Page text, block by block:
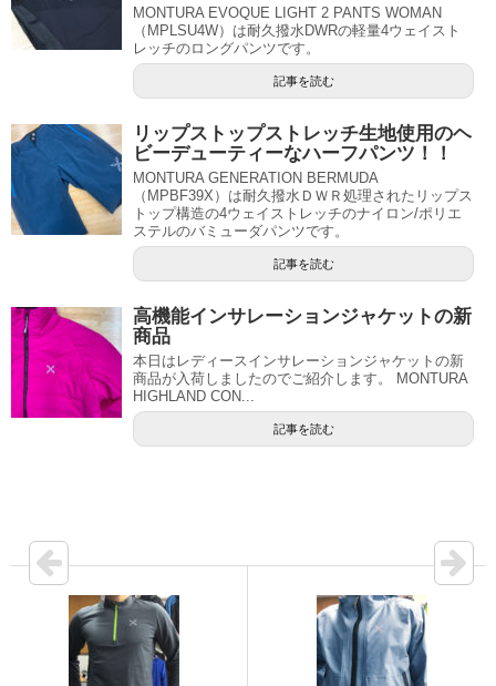
MONTURA EVOQUE LIGHT 2 PANTS WOMAN
（MPLSU4W）は耐久撥水DWRの軽量4ウェイスト
レッチのロングパンツです。
記事を読む
リップストップストレッチ生地使用のヘ
ビーデューティーなハーフパンツ！！
MONTURA GENERATION BERMUDA
（MPBF39X）は耐久撥水ＤＷＲ処理されたリップス
トップ構造の4ウェイストレッチのナイロン/ポリエ
ステルのバミューダパンツです。
記事を読む
高機能インサレーションジャケットの新
商品
本日はレディースインサレーションジャケットの新
商品が入荷しましたのでご紹介します。 MONTURA
HIGHLAND CON...
記事を読む